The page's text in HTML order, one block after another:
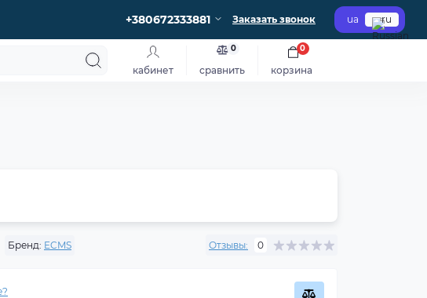
+380672333881 Заказать звонок ua ru
кабинет сравнить
0
корзина
0
Бренд: ECMS Отзывы: 0